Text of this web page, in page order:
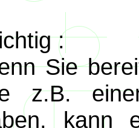
:
Sie
z.B.
kann